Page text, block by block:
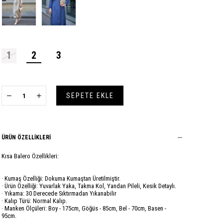
1 2 3
ÜRÜN ÖZELLIKLERI
Kısa Balero Özellikleri:
· Kumaş Özelliği: Dokuma Kumaştan Üretilmiştir.
· Ürün Özelliği: Yuvarlak Yaka, Takma Kol, Yandan Pileli, Kesik Detaylı.
· Yıkama: 30 Derecede Sıktırmadan Yıkanabilir
· Kalıp Türü: Normal Kalıp.
· Manken Ölçüleri: Boy - 175cm, Göğüs - 85cm, Bel - 70cm, Basen -
95cm.